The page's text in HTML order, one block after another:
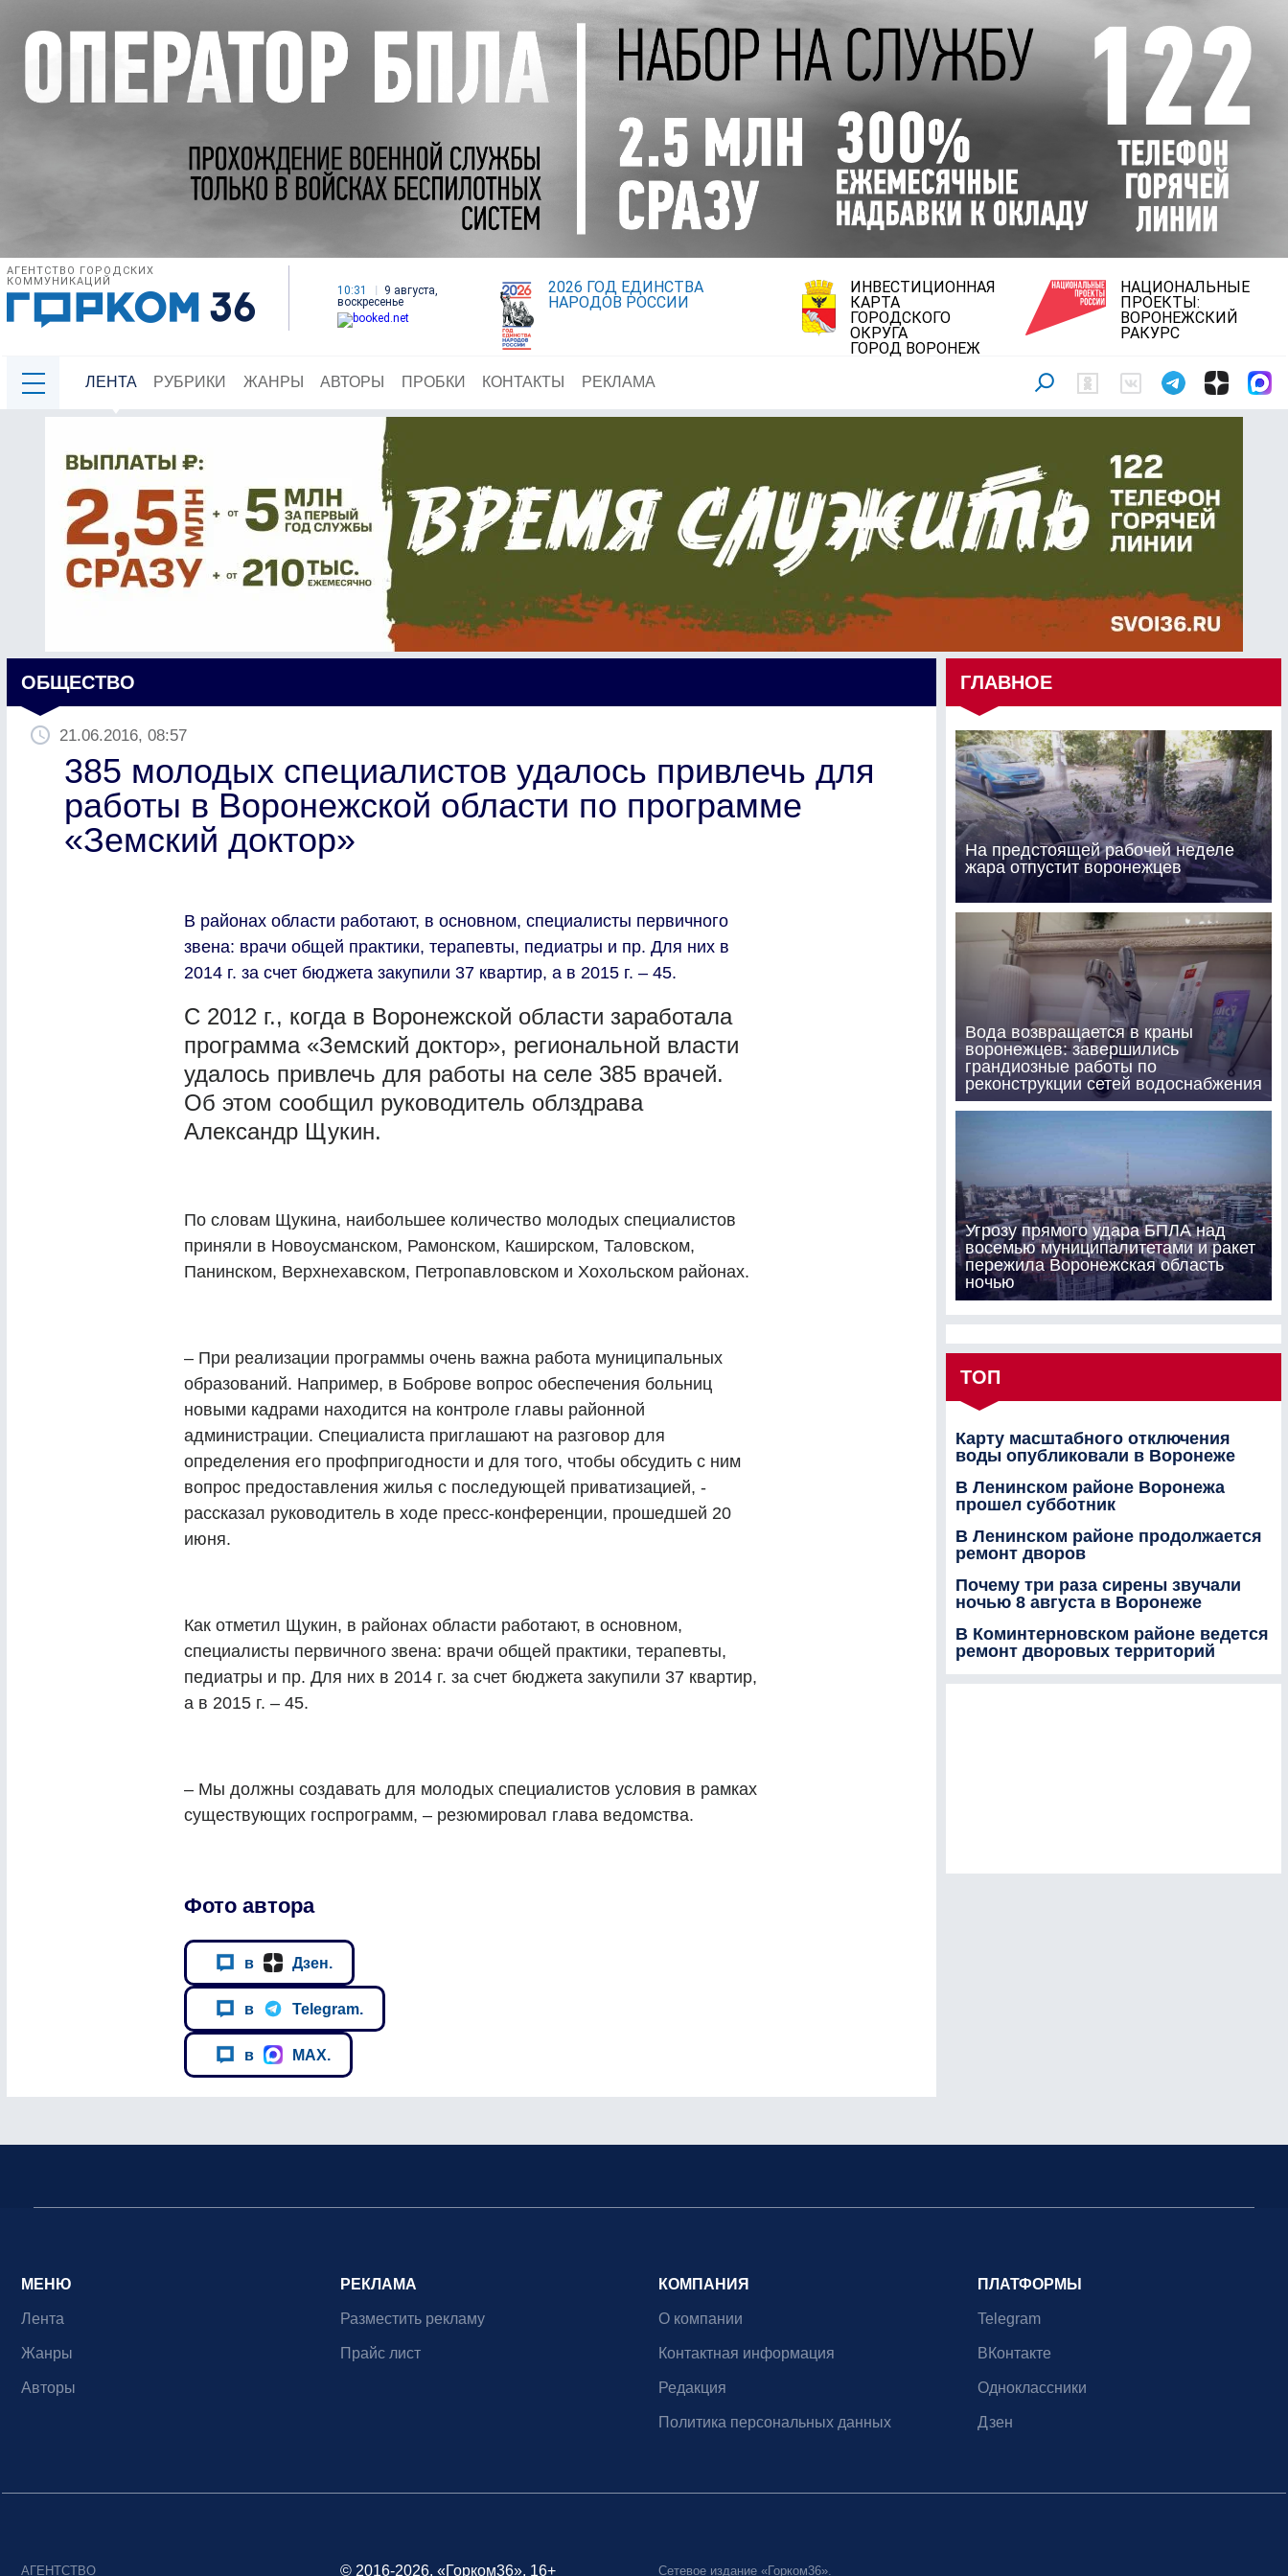
АГЕНТСТВО ГОРОДСКИХ
КОММУНИКАЦИЙ
10:31
9 августа,
воскресенье
2026 ГОД ЕДИНСТВА
НАРОДОВ РОССИИ
ИНВЕСТИЦИОННАЯ
КАРТА
ГОРОДСКОГО
ОКРУГА
ГОРОД ВОРОНЕЖ
НАЦИОНАЛЬНЫЕ
ПРОЕКТЫ:
ВОРОНЕЖСКИЙ
РАКУРС
ЛЕНТА РУБРИКИ ЖАНРЫ АВТОРЫ ПРОБКИ КОНТАКТЫ РЕКЛАМА
ОБЩЕСТВО
21.06.2016, 08:57
385 молодых специалистов удалось привлечь для
работы в Воронежской области по программе
«Земский доктор»
В районах области работают, в основном, специалисты первичного
звена: врачи общей практики, терапевты, педиатры и пр. Для них в
2014 г. за счет бюджета закупили 37 квартир, а в 2015 г. – 45.
С 2012 г., когда в Воронежской области заработала
программа «Земский доктор», региональной власти
удалось привлечь для работы на селе 385 врачей.
Об этом сообщил руководитель облздрава
Александр Щукин.
По словам Щукина, наибольшее количество молодых специалистов
приняли в Новоусманском, Рамонском, Каширском, Таловском,
Панинском, Верхнехавском, Петропавловском и Хохольском районах.
– При реализации программы очень важна работа муниципальных
образований. Например, в Боброве вопрос обеспечения больниц
новыми кадрами находится на контроле главы районной
администрации. Специалиста приглашают на разговор для
определения его профпригодности и для того, чтобы обсудить с ним
вопрос предоставления жилья с последующей приватизацией, -
рассказал руководитель в ходе пресс-конференции, прошедшей 20
июня.
Как отметил Щукин, в районах области работают, в основном,
специалисты первичного звена: врачи общей практики, терапевты,
педиатры и пр. Для них в 2014 г. за счет бюджета закупили 37 квартир,
а в 2015 г. – 45.
– Мы должны создавать для молодых специалистов условия в рамках
существующих госпрограмм, – резюмировал глава ведомства.
Фото автора
в Дзен.
в Telegram.
в MAX.
ГЛАВНОЕ
На предстоящей рабочей неделе
жара отпустит воронежцев
Вода возвращается в краны
воронежцев: завершились
грандиозные работы по
реконструкции сетей водоснабжения
Угрозу прямого удара БПЛА над
восемью муниципалитетами и ракет
пережила Воронежская область
ночью
ТОП
Карту масштабного отключения
воды опубликовали в Воронеже
В Ленинском районе Воронежа
прошел субботник
В Ленинском районе продолжается
ремонт дворов
Почему три раза сирены звучали
ночью 8 августа в Воронеже
В Коминтерновском районе ведется
ремонт дворовых территорий
МЕНЮ
Лента
Жанры
Авторы
РЕКЛАМА
Разместить рекламу
Прайс лист
КОМПАНИЯ
О компании
Контактная информация
Редакция
Политика персональных данных
ПЛАТФОРМЫ
Telegram
ВКонтакте
Одноклассники
Дзен
АГЕНТСТВО © 2016-2026, «Горком36», 16+ Сетевое издание «Горком36».